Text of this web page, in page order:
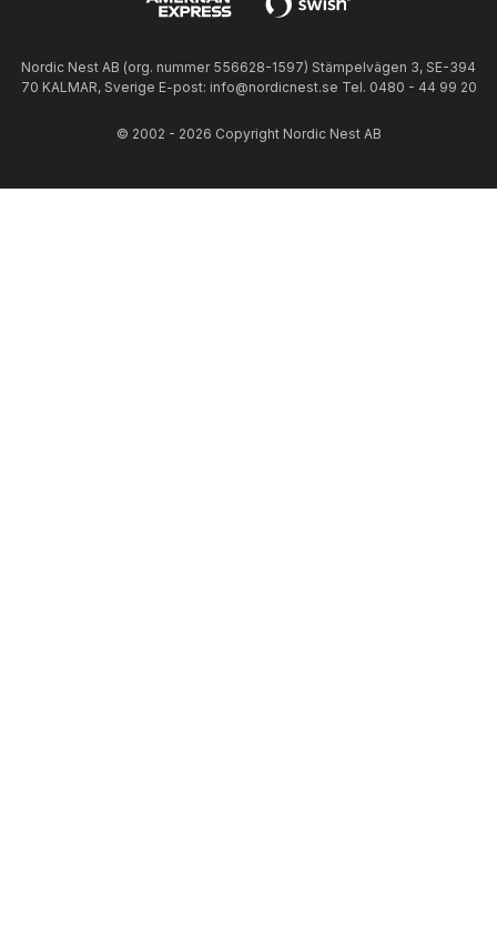
Nordic Nest AB (org. nummer 556628-1597) Stämpelvägen 3, SE-394
70 KALMAR, Sverige E-post: info@nordicnest.se Tel. 0480 - 44 99 20
© 2002 - 2026 Copyright Nordic Nest AB